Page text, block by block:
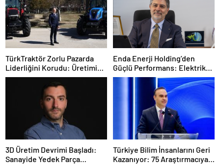
TürkTraktör Zorlu Pazarda
Liderliğini Korudu: Üretimin
Yüzde 58’ini, İhracatın Yüzde
74’ünü Karşıladı
Enda Enerji Holding’den
Güçlü Performans: Elektrik
Üretimi İlk Yarıda Yüzde 67
3D Üretim Devrimi Başladı:
Sanayide Yedek Parça
Türkiye Bilim İnsanlarını Geri
Kazanıyor: 75 Araştırmacıya